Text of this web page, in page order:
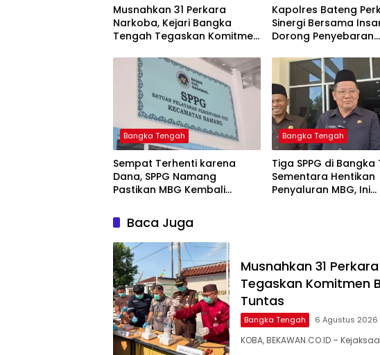
Musnahkan 31 Perkara
Narkoba, Kejari Bangka
Tengah Tegaskan Komitmen
Tuntas
‎Kapolres Bateng
Sinergi Bersama
Dorong Penyebaran
Layanan Polri 110
Bangka Tengah
‎Sempat Terhenti karena
Dana, SPPG Namang
Pastikan MBG Kembali
Bangka Tengah
‎Tiga SPPG di Bangka
Sementara Hentikan
Penyaluran MBG, Ini
Baca Juga
Musnahkan 31
Tegaskan Komitmen
Tuntas
Bangka Tengah 6 Agustus 2026
KOBA, BEKAWAN.CO.ID –